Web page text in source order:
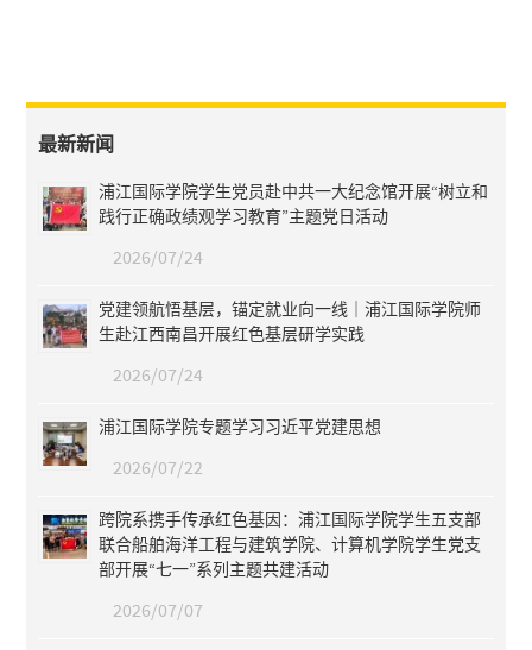
最新新闻
浦江国际学院学生党员赴中共一大纪念馆开展“树立和
践行正确政绩观学习教育”主题党日活动
2026/07/24
党建领航悟基层，锚定就业向一线｜浦江国际学院师
生赴江西南昌开展红色基层研学实践
2026/07/24
浦江国际学院专题学习习近平党建思想
2026/07/22
跨院系携手传承红色基因：浦江国际学院学生五支部
联合船舶海洋工程与建筑学院、计算机学院学生党支
部开展“七一”系列主题共建活动
2026/07/07